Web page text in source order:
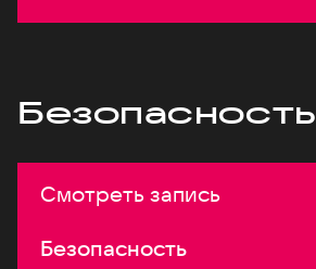
Безопасность
Смотреть запись
Безопасность